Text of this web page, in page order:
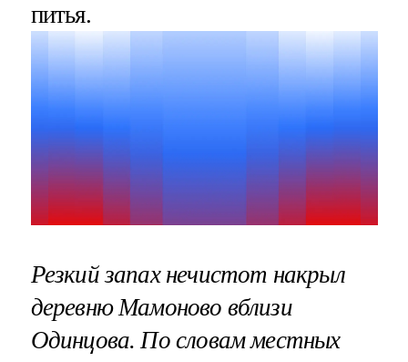
питья.
Резкий запах нечистот накрыл
деревню Мамоново вблизи
Одинцова. По словам местных